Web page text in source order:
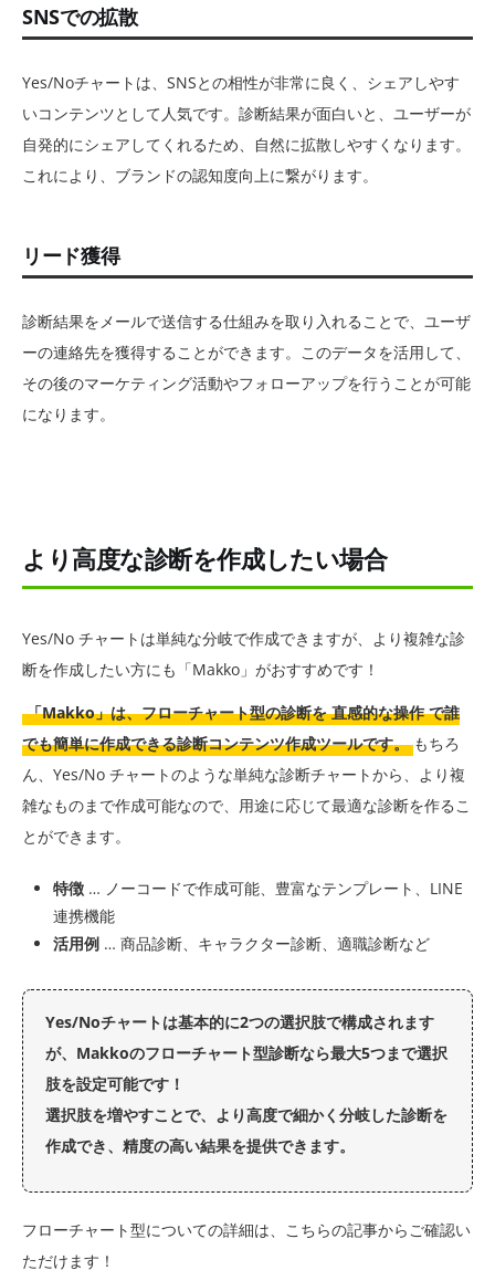
SNSでの拡散
Yes/Noチャートは、SNSとの相性が非常に良く、シェアしやす
いコンテンツとして人気です。診断結果が面白いと、ユーザーが
自発的にシェアしてくれるため、自然に拡散しやすくなります。
これにより、ブランドの認知度向上に繋がります。
リード獲得
診断結果をメールで送信する仕組みを取り入れることで、ユーザ
ーの連絡先を獲得することができます。このデータを活用して、
その後のマーケティング活動やフォローアップを行うことが可能
になります。
より高度な診断を作成したい場合
Yes/No チャートは単純な分岐で作成できますが、より複雑な診
断を作成したい方にも「Makko」がおすすめです！
「Makko」は、フローチャート型の診断を 直感的な操作 で誰
でも簡単に作成できる診断コンテンツ作成ツールです。 もちろ
ん、Yes/No チャートのような単純な診断チャートから、より複
雑なものまで作成可能なので、用途に応じて最適な診断を作るこ
とができます。
特徴 … ノーコードで作成可能、豊富なテンプレート、LINE
連携機能
活用例 … 商品診断、キャラクター診断、適職診断など
Yes/Noチャートは基本的に2つの選択肢で構成されます
が、Makkoのフローチャート型診断なら最大5つまで選択
肢を設定可能です！
選択肢を増やすことで、より高度で細かく分岐した診断を
作成でき、精度の高い結果を提供できます。
フローチャート型についての詳細は、こちらの記事からご確認い
ただけます！